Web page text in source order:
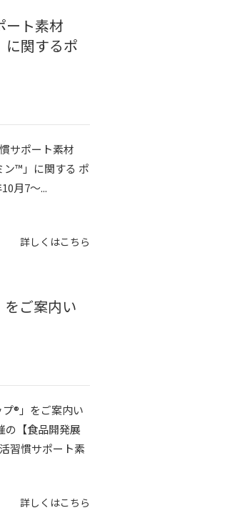
ート素材
に関するポ
サポート素材
ン™」に関する ポ
月7～...
詳しくはこちら
ご案内い
®」をご案内い
【食品開発展
習慣サポート素
詳しくはこちら